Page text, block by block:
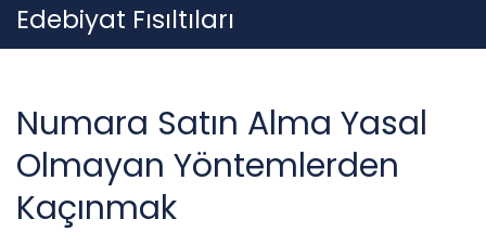
Skip
to
Edebiyat Fısıltıları
Numara Satın Alma Yasal
Olmayan Yöntemlerden
Kaçınmak